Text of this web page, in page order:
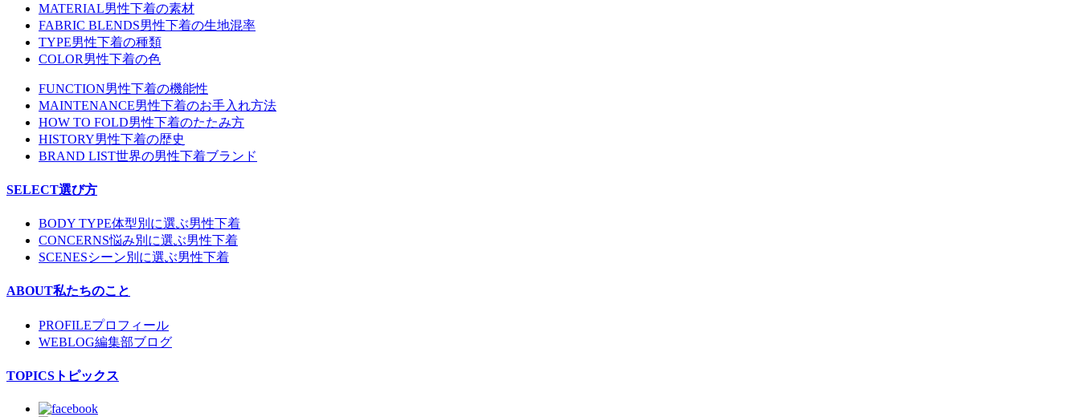
MATERIAL男性下着の素材
FABRIC BLENDS男性下着の生地混率
TYPE男性下着の種類
COLOR男性下着の色
FUNCTION男性下着の機能性
MAINTENANCE男性下着のお手入れ方法
HOW TO FOLD男性下着のたたみ方
HISTORY男性下着の歴史
BRAND LIST世界の男性下着ブランド
SELECT選び方
BODY TYPE体型別に選ぶ男性下着
CONCERNS悩み別に選ぶ男性下着
SCENESシーン別に選ぶ男性下着
ABOUT私たちのこと
PROFILEプロフィール
WEBLOG編集部ブログ
TOPICS トピックス